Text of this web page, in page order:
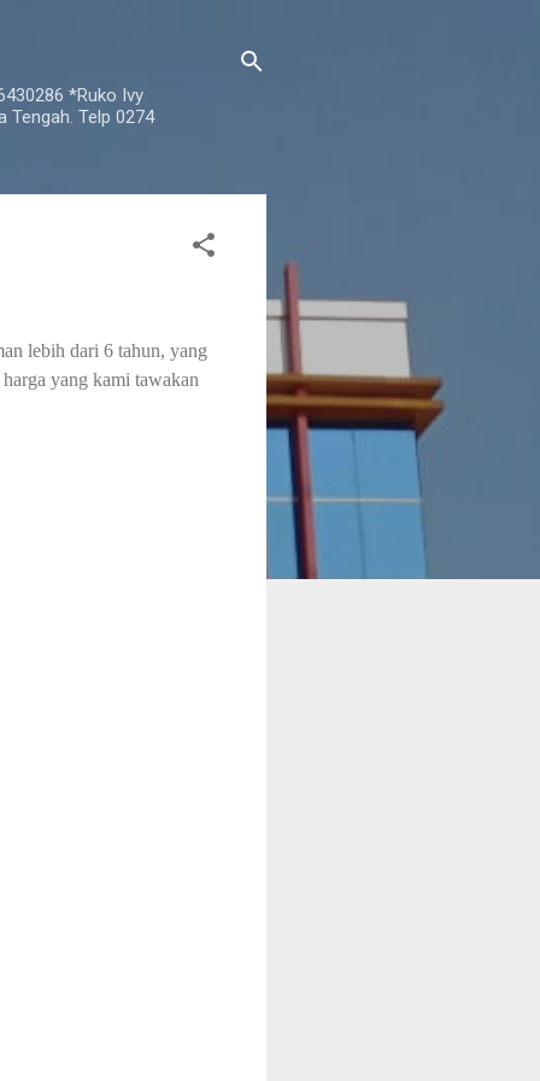
*Ruko Ivy
Tengah. Telp 0274
lebih dari 6 tahun, yang
yang kami tawakan